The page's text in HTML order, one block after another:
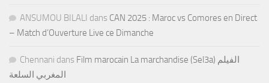
ANSUMOU BILALI dans CAN 2025 : Maroc vs Comores en Direct
– Match d’Ouverture Live ce Dimanche
Chennani dans Film marocain La marchandise (Sel3a) الفيلم
المغربي السلعة